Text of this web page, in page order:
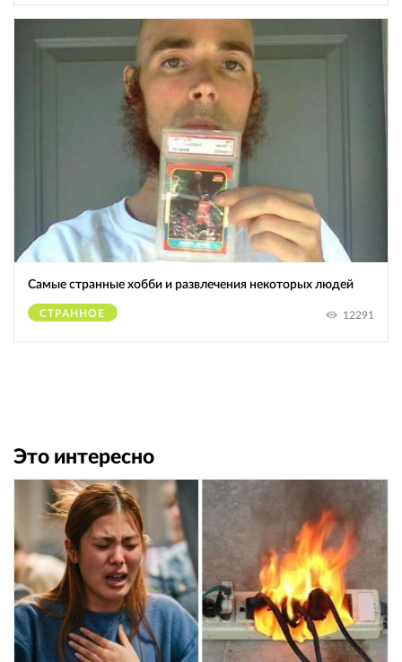
Самые странные хобби и развлечения некоторых людей
СТРАННОЕ 12291
Это интересно